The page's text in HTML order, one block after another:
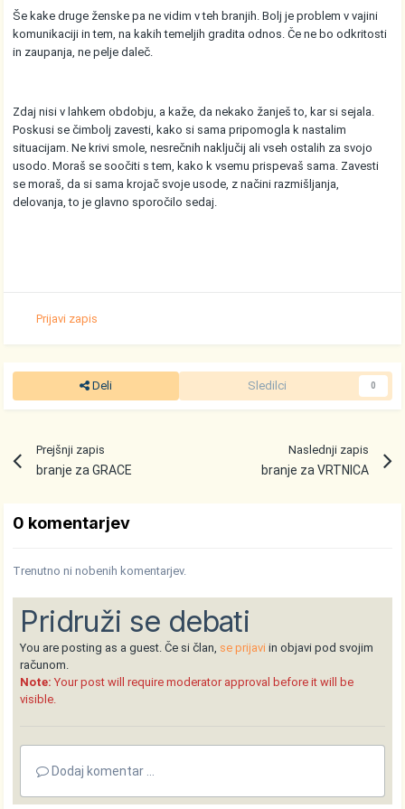
Še kake druge ženske pa ne vidim v teh branjih. Bolj je problem v vajini
komunikaciji in tem, na kakih temeljih gradita odnos. Če ne bo odkritosti
in zaupanja, ne pelje daleč.
Zdaj nisi v lahkem obdobju, a kaže, da nekako žanješ to, kar si sejala.
Poskusi se čimbolj zavesti, kako si sama pripomogla k nastalim
situacijam. Ne krivi smole, nesrečnih naključij ali vseh ostalih za svojo
usodo. Moraš se soočiti s tem, kako k vsemu prispevaš sama. Zavesti
se moraš, da si sama krojač svoje usode, z načini razmišljanja,
delovanja, to je glavno sporočilo sedaj.
Prijavi zapis
Deli Sledilci 0
Prejšnji zapis
branje za GRACE
Naslednji zapis
branje za VRTNICA
0 komentarjev
Trenutno ni nobenih komentarjev.
Pridruži se debati
You are posting as a guest. Če si član, se prijavi in objavi pod svojim
računom.
Note: Your post will require moderator approval before it will be
visible.
Dodaj komentar ...